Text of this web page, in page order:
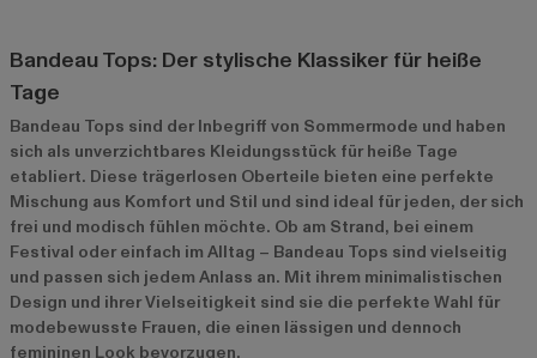
Bandeau Tops: Der stylische Klassiker für heiße
Tage
Bandeau Tops sind der Inbegriff von Sommermode und haben
sich als unverzichtbares Kleidungsstück für heiße Tage
etabliert. Diese trägerlosen Oberteile bieten eine perfekte
Mischung aus Komfort und Stil und sind ideal für jeden, der sich
frei und modisch fühlen möchte. Ob am Strand, bei einem
Festival oder einfach im Alltag – Bandeau Tops sind vielseitig
und passen sich jedem Anlass an. Mit ihrem minimalistischen
Design und ihrer Vielseitigkeit sind sie die perfekte Wahl für
modebewusste Frauen, die einen lässigen und dennoch
femininen Look bevorzugen.